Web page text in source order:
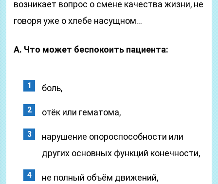
возникает вопрос о смене качества жизни, не
говоря уже о хлебе насущном…
А. Что может беспокоить пациента:
боль,
отёк или гематома,
нарушение опороспособности или
других основных функций конечности,
не полный объём движений,